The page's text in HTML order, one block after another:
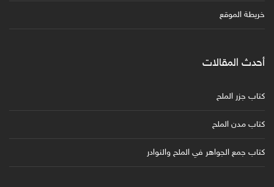
خريطة الموقع
أحدث المقالات
كتاب جزر الملح
كتاب مدن الملح
كتاب جمع الجواهر في الملح والنوادر